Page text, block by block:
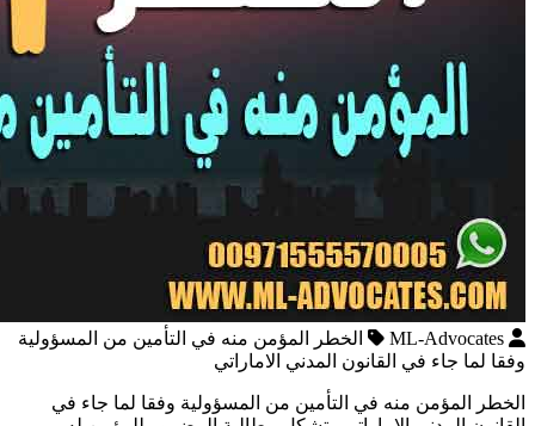
ML-Advocates
الخطر المؤمن منه في التأمين من المسؤولية
وفقا لما جاء في القانون المدني الاماراتي
الخطر المؤمن منه في التأمين من المسؤولية وفقا لما جاء في